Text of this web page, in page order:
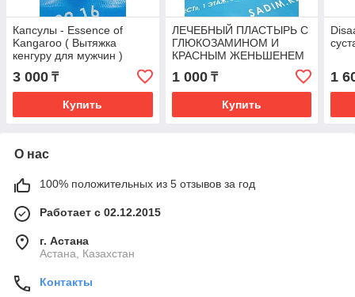
Капсулы - Essence of
Kangaroo ( Вытяжка
кенгуру для мужчин )
3 000 ₸
Купить
ЛЕЧЕБНЫЙ ПЛАСТЫРЬ С
ГЛЮКОЗАМИНОМ И
КРАСНЫМ ЖЕНЬШЕНЕМ
KOREAN GLU RED
GINSENG GREENON 20
ШТ 25 шт.
1 000₸
Купить
1
О нас
100% положительных из 5 отзывов за год
Работает с 02.12.2015
г. Астана
Астана, Казахстан
Контакты